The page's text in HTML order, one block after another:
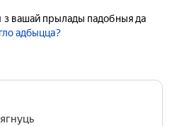
з вашай прылады падобныя да
адбыцца?